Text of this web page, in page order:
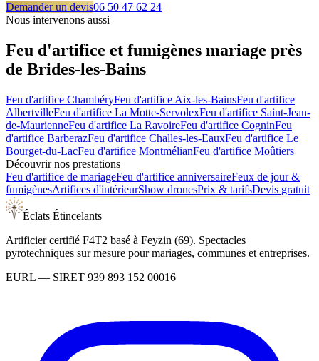
Demander un devis06 50 47 62 24
Nous intervenons aussi
Feu d'artifice et fumigènes mariage près
de Brides-les-Bains
Feu d'artifice ChambéryFeu d'artifice Aix-les-BainsFeu d'artifice
AlbertvilleFeu d'artifice La Motte-ServolexFeu d'artifice Saint-Jean-
de-MaurienneFeu d'artifice La RavoireFeu d'artifice CogninFeu
d'artifice BarberazFeu d'artifice Challes-les-EauxFeu d'artifice Le
Bourget-du-LacFeu d'artifice MontmélianFeu d'artifice Moûtiers
Découvrir nos prestations
Feu d'artifice de mariageFeu d'artifice anniversaireFeux de jour &
fumigènesArtifices d'intérieurShow dronesPrix & tarifsDevis gratuit
Éclats Étincelants
Artificier certifié F4T2 basé à Feyzin (69). Spectacles
pyrotechniques sur mesure pour mariages, communes et entreprises.
EURL — SIRET 939 893 152 00016